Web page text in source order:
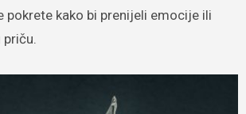
pokrete kako bi prenijeli emocije ili